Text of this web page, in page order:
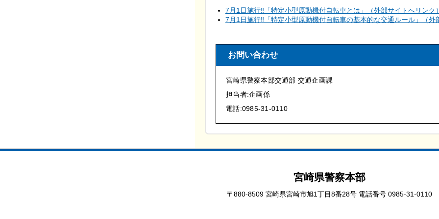
7月1日施行‼「特定小型原動機付自転車とは」（外部サイトへリンク）
7月1日施行‼「特定小型原動機付自転車の基本的な交通ルール」（外
お問い合わせ
宮崎県警察本部交通部 交通企画課
担当者:企画係
電話:0985-31-0110
宮崎県警察本部
〒880-8509 宮崎県宮崎市旭1丁目8番28号 電話番号 0985-31-0110